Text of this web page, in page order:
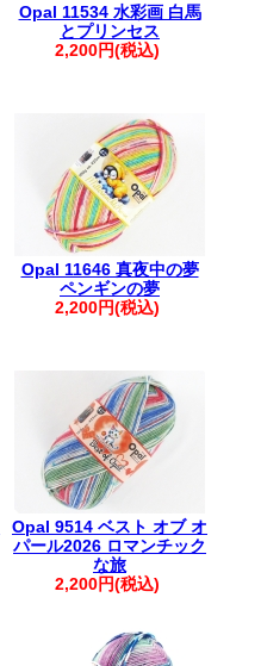
Opal 11534 水彩画 白馬
とプリンセス
2,200円(税込)
Opal 11646 真夜中の夢
ペンギンの夢
2,200円(税込)
Opal 9514 ベスト オブ オ
パール2026 ロマンチック
な旅
2,200円(税込)